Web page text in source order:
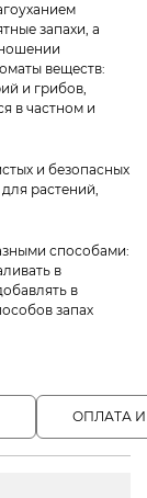
запахи, а
веществ:
и грибов,
в частном и
и безопасных
растений,
способами:
в
в
запах
ОПЛАТА